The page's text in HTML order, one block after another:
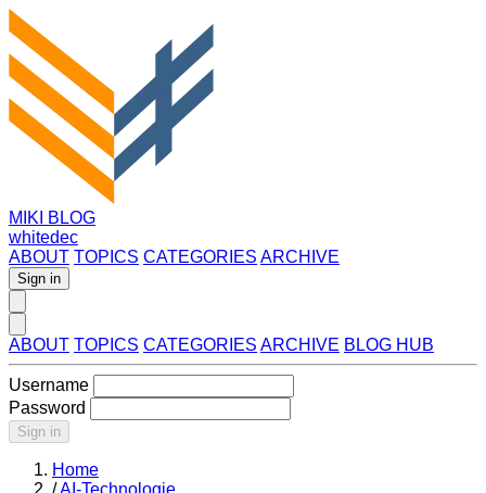
MIKI BLOG
whitedec
ABOUT TOPICS CATEGORIES ARCHIVE
Sign in
ABOUT TOPICS CATEGORIES ARCHIVE BLOG HUB
Username
Password
Sign in
Home
/AI-Technologie